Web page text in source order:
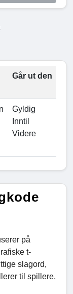
Går ut den
Gyldig
Inntil
Videre
på
t-
slagord,
til spillere,